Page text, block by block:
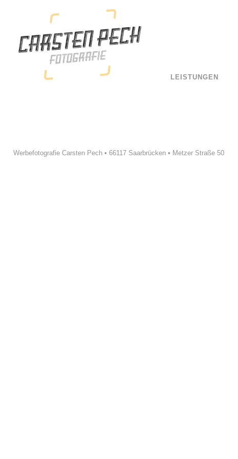
LEISTUNGEN
Werbefotografie Carsten Pech • 66117 Saarbrücken • Metzer Straße 50